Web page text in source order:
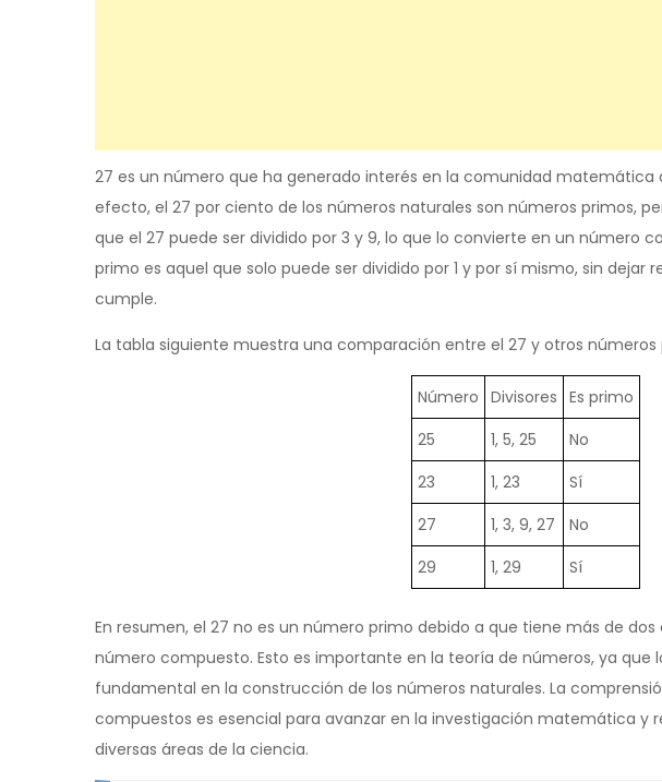
27 es un número que ha generado interés en la comunidad matemática
efecto, el 27 por ciento de los números naturales son números primos,
que el 27 puede ser dividido por 3 y 9, lo que lo convierte en un número
primo es aquel que solo puede ser dividido por 1 y por sí mismo, sin dejar
cumple.
La tabla siguiente muestra una comparación entre el 27 y otros
Número Divisores Es primo
25
1, 5, 25
No
23
1, 23
Sí
27
1, 3, 9, 27
No
29
1, 29 Sí
En resumen, el 27 no es un número primo debido a que tiene más de
número compuesto. Esto es importante en la teoría de números, ya que
fundamental en la construcción de los números naturales. La
compuestos es esencial para avanzar en la investigación matemática y
diversas áreas de la ciencia.